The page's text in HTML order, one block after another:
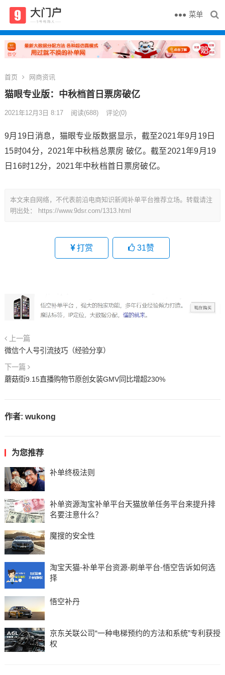
菜单
首页 网商资讯
猫眼专业版：中秋档首日票房破亿
2021年12月3日 8:17 阅读(688) 评论(0)
9月19日消息，猫眼专业版数据显示，截至2021年9月19日
15时04分，2021年中秋档总票房 破亿。截至2021年9月19
日16时12分，2021年中秋档首日票房破亿。
本文来自网络，不代表前沿电商知识新闻补单平台推荐立场。转载请注
明出处：
https://www.9dsr.com/1313.html
打赏 31赞
上一篇
微信个人号引流技巧（经验分享）
下一篇
蘑菇街9.15直播购物节原创女装GMV同比增超230%
作者: wukong
为您推荐
补单终极法则
补单资源淘宝补单平台天猫放单任务平台来提升排
名要注意什么？
魔搜的安全性
淘宝天猫-补单平台资源-刷单平台-悟空告诉如何选
择
悟空补丹
京东关联公司“一种电梯预约的方法和系统”专利获授
权